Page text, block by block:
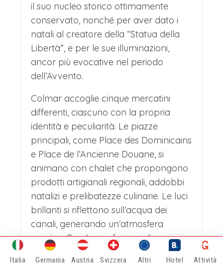
Durante il viaggio di rientro, di per se
comunque non molto lungo,
compatibilmente con le rispettive città
di provenienza, c’è modo e tempo per
fermarsi, spezzando e quindi
alleggerendo il viaggio,
approfittandone per vedere un ultimo
mercatino, un’ultima città in un
contesto completamente diverso ed in
una nazione diversa, cioè Lucerna in
Svizzera.
Pittoresca città situata sul lago di
Lucerna e circondata dalle Alpi, è nota
per il suo centro storico ben
conservato e il famoso Kapellbrücke.
il suo nucleo storico ottimamente
conservato, nonché per aver dato i
natali al creatore della “Statua della
Libertà”, e per le sue illuminazioni,
ancor più evocative nel periodo
dell’Avvento.
Colmar accoglie cinque mercatini
differenti, ciascuno con la propria
identità e peculiarità. Le piazze
principali, come Place des Dominicains
e Place de l’Ancienne Douane, si
animano con chalet che propongono
prodotti artigianali regionali, addobbi
natalizi e prelibatezze culinarie. Le luci
brillanti si riflettono sull’acqua dei
canali, generando un’atmosfera
magica. Con la sua fusione di
tradizione e bellezza architettonica,
Italia Germania Austria Svizzera Altri Hotel Attività